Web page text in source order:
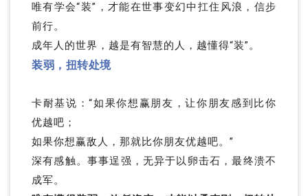
唯有学会“装”，才能在世事变幻中扛住风浪，信步
前行。
成年人的世界，越是有智慧的人，越懂得“装”。
装弱，扭转处境
卡耐基说：“如果你想赢朋友，让你朋友感到比你
优越吧；
如果你想赢敌人，那就比你朋友优越吧。”
深有感触。 事事逞强，无异于以卵击石，最终溃不
成军。